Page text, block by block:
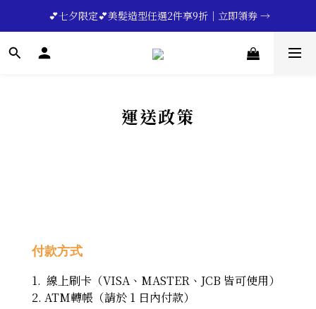
🔥💪My Superdad😍｜全館領券享9折｜立即領券 →
💕七夕限定💕美髮造型任選2件享9折｜立即領券 →
一分鐘登錄保固 | 買得安心又放心🔥▸▸
運送政策
付款方式
1. 線上刷卡（VISA、MASTER、JCB 皆可使用）
2. ATM轉帳（請於 1 日內付款）